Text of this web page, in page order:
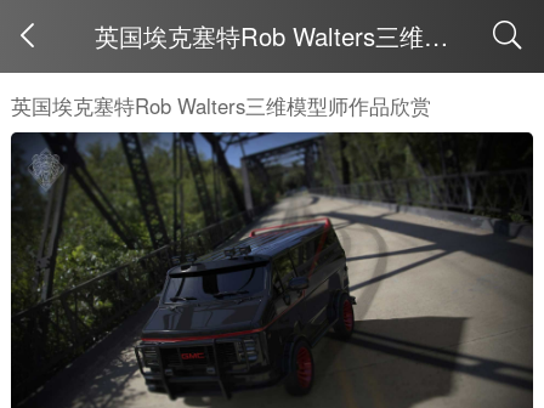
英国埃克塞特Rob Walters三维模型师作品欣赏
英国埃克塞特Rob Walters三维模型师作品欣赏
取消